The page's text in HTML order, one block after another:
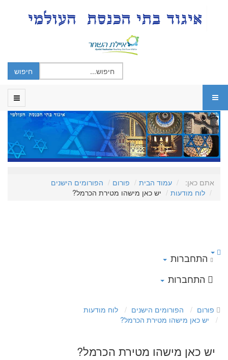
אתם כאן: עמוד הבית פורום
הפורומים הישנים
לוח מודעות
יש כאן מישהו מטירת הכרמל?
התחברות
התחברות
פורום הפורומים הישנים
לוח מודעות
יש כאן מישהו מטירת הכרמל?
יש כאן מישהו מטירת הכרמל?